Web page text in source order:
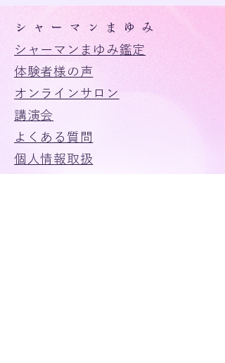
ます。 ④カメラマイクの許
可をします。 ⑤ビデオプレ
ビュー画面で参加を押しま
す。 ⑥待機室に入ったらま
でそのままお待ちくださ
い。
自身の名前を入力します。
入力後は参加ボタンをタッ
プします。 ※ミーティング
IDの番号は振込完了後に、
まゆみさんからお伝えされ
ます。 ④Zoomへのアクセス
を許可について「了解」を
タップします。 ⑤カメラマ
イクの許可をします。 ⑥ビ
デオプレビュー画面で参加を
こにおかけ下さい。
がればどれでも鑑定可能で
す。
シャーマンまゆみ
シャーマンまゆみ鑑定
体験者様の声
​オンラインサロン
講演会
​よくある質問
個人情報取扱